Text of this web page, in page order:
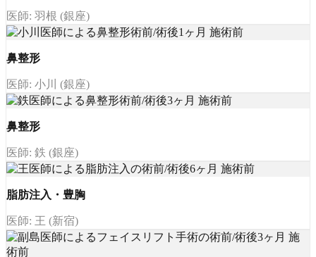
医師: 羽根 (銀座)
鼻整形
医師: 小川 (銀座)
鼻整形
医師: 鉄 (銀座)
脂肪注入・豊胸
医師: 王 (新宿)